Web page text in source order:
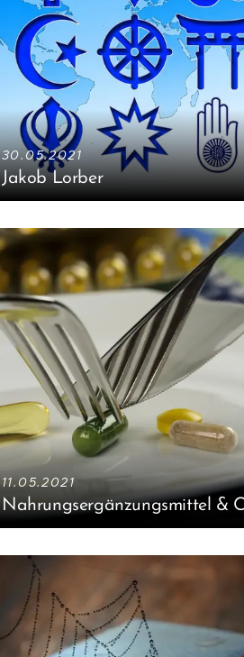
30.05.2021
Jakob Lorber
11.05.2021
Nahrungsergänzungsmittel &